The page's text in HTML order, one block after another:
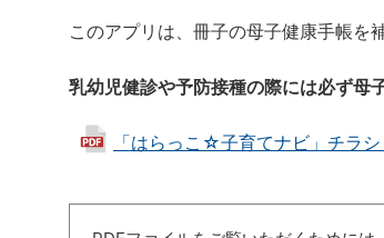
このアプリは、冊子の母子健康手帳を
乳幼児健診や予防接種の際には必ず母
「はらっこ☆子育てナビ」チラ